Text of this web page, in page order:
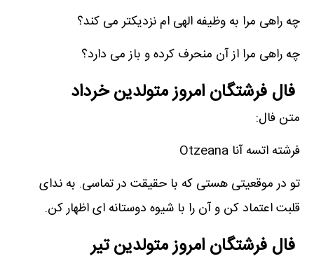
چه راهی مرا به وظیفه الهی ام نزدیکتر می کند؟
چه راهی مرا از آن منحرف کرده و باز می دارد؟
فال فرشتگان امروز متولدین خرداد
متن فال:
فرشته اتسه آنا Otzeana
تو در موقعیتی هستی که با حقیقت در تماسی. به ندای
قلبت اعتماد کن و آن را با شیوه دوستانه ای اظهار کن.
فال فرشتگان امروز متولدین تیر